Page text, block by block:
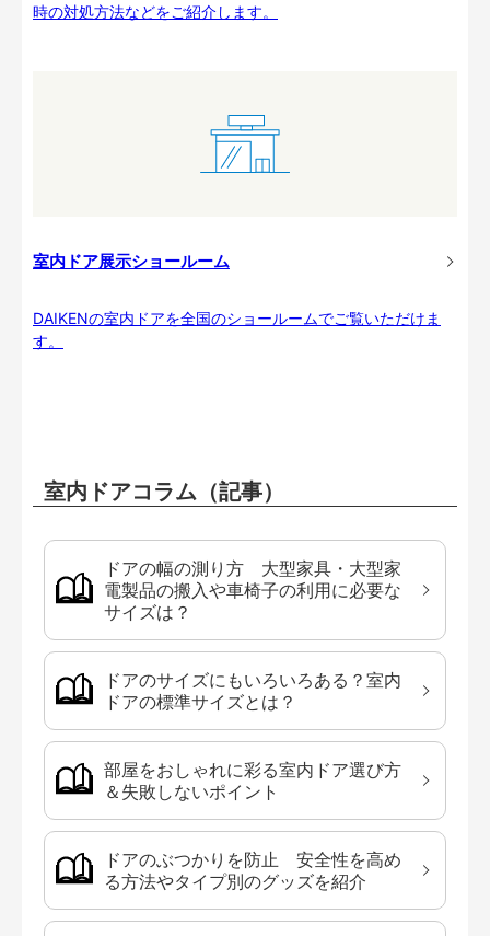
時の対処方法などをご紹介します。
室内ドア展示ショールーム
DAIKENの室内ドアを全国のショールームでご覧いただけま
す。
室内ドアコラム（記事）
ドアの幅の測り方 大型家具・大型家
電製品の搬入や車椅子の利用に必要な
サイズは？
ドアのサイズにもいろいろある？室内
ドアの標準サイズとは？
部屋をおしゃれに彩る室内ドア選び方
＆失敗しないポイント
ドアのぶつかりを防止 安全性を高め
る方法やタイプ別のグッズを紹介